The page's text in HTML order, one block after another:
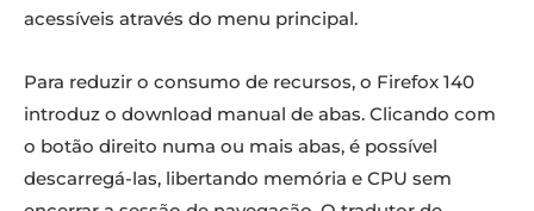
acessíveis através do menu principal.
Para reduzir o consumo de recursos, o Firefox 140
introduz o download manual de abas. Clicando com
o botão direito numa ou mais abas, é possível
descarregá-las, libertando memória e CPU sem